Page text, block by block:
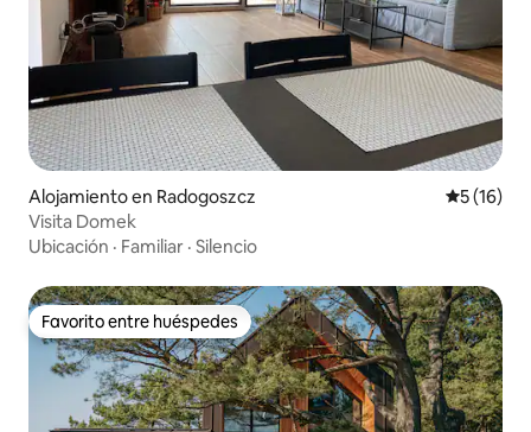
Alojamiento en Radogoszcz
5 (16)
Visita Domek
Ubicación · Familiar · Silencio
Favorito entre huéspedes
Favorito entre huéspedes